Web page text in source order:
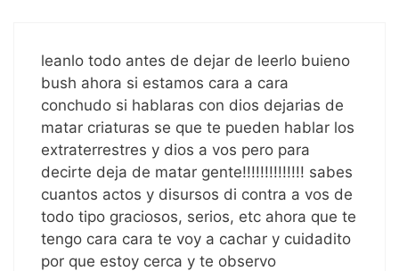
leanlo todo antes de dejar de leerlo buieno
bush ahora si estamos cara a cara
conchudo si hablaras con dios dejarias de
matar criaturas se que te pueden hablar los
extraterrestres y dios a vos pero para
decirte deja de matar gente!!!!!!!!!!!!!! sabes
cuantos actos y disursos di contra a vos de
todo tipo graciosos, serios, etc ahora que te
tengo cara cara te voy a cachar y cuidadito
por que estoy cerca y te observo